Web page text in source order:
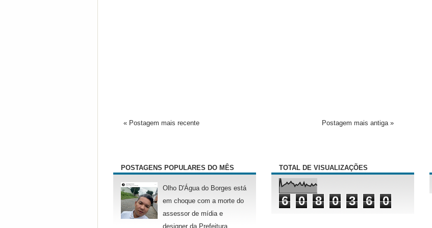
« Postagem mais recente Postagem mais antiga »
POSTAGENS POPULARES DO MÊS
Olho D'Água do Borges está
em choque com a morte do
assessor de mídia e
TOTAL DE VISUALIZAÇÕES
6 0 8 0 3 6 0